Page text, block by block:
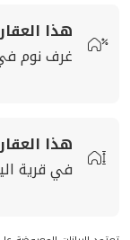
هذا
غرف نوم
هذا العقار
في قرية